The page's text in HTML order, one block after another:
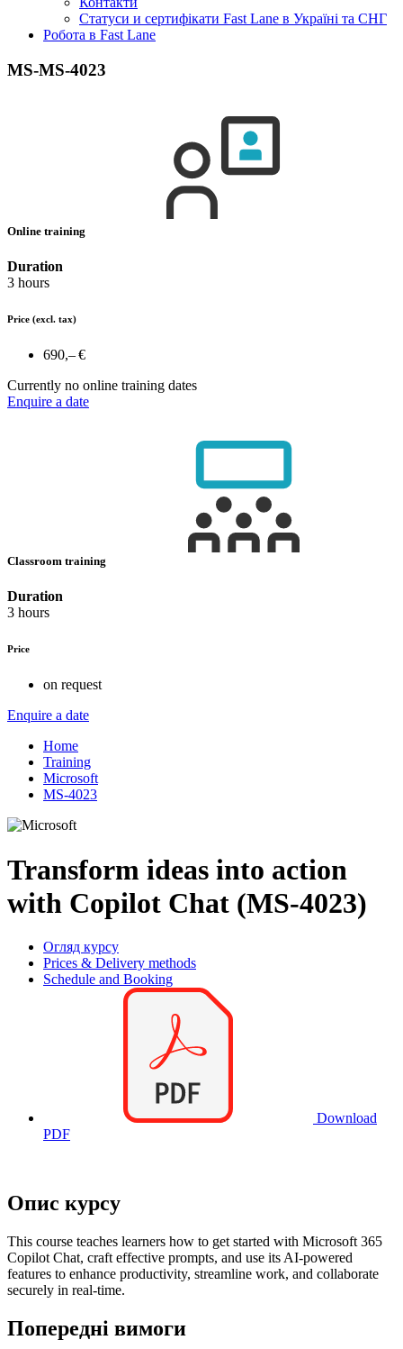
Статуси и сертифікати Fast Lane в Україні та СНГ
Робота в Fast Lane
MS-MS-4023
Online training
Duration
3 hours
Price (excl. tax)
690,– €
Currently no online training dates
Enquire a date
Classroom training
Duration
3 hours
Price
on request
Enquire a date
Home
Training
Microsoft
MS-4023
Transform ideas into action
with Copilot Chat (MS-4023)
Огляд курсу
Prices & Delivery methods
Schedule and Booking
Download
PDF
Опис курсу
This course teaches learners how to get started with Microsoft 365
Copilot Chat, craft effective prompts, and use its AI-powered
features to enhance productivity, streamline work, and collaborate
securely in real-time.
Попередні вимоги